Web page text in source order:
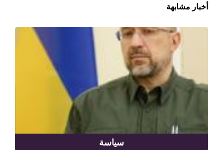
أخبار مشابهة
سياسة